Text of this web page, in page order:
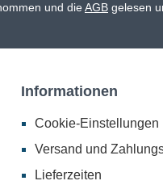
und die AGB gelesen
Informationen
Cookie-Einstellungen
Versand und
Lieferzeiten